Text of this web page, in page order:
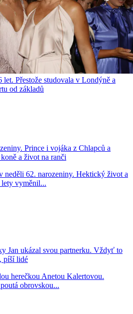
Přestože studovala v Londýně a
od základů
Prince i vojáka z Chlapců a
a život na ranči
neděli 62. narozeniny. Hektický život a
lety vyměnil...
Jan ukázal svou partnerku. Vždyť to
píší lidé
herečkou Anetou Kalertovou.
obrovskou...